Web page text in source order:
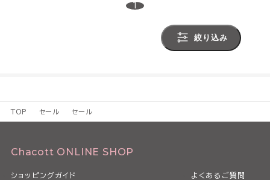
1
絞り込み
TOP セール セール
Chacott ONLINE SHOP
ショッピングガイド よくあるご質問